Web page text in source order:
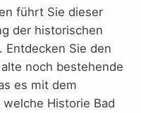
führt Sie dieser
der historischen
Entdecken Sie den
noch bestehende
es mit dem
Historie Bad